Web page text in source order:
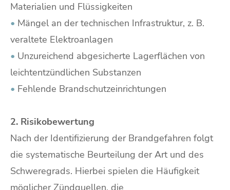
Materialien und Flüssigkeiten
• Mängel an der technischen Infrastruktur, z. B.
veraltete Elektroanlagen
• Unzureichend abgesicherte Lagerflächen von
leichtentzündlichen Substanzen
• Fehlende Brandschutzeinrichtungen
2. Risikobewertung
Nach der Identifizierung der Brandgefahren folgt
die systematische Beurteilung der Art und des
Schweregrads. Hierbei spielen die Häufigkeit